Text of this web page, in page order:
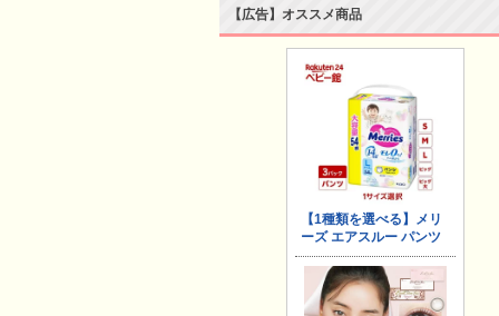
【広告】オススメ商品